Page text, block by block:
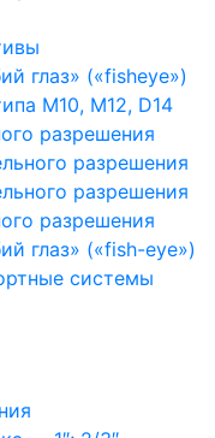
глаз» («fisheye»)
M10, M12, D14
разрешения
разрешения
разрешения
разрешения
глаз» («fish-eye»)
системы